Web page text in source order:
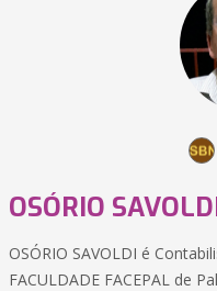
OSÓRIO
OSÓRIO SAVOLDI é
FACULDADE FACEPAL de